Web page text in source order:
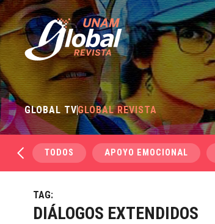
GLOBAL TVGLOBAL REVISTA
TODOS APOYO EMOCIONAL
TAG:
DIÁLOGOS EXTENDIDOS